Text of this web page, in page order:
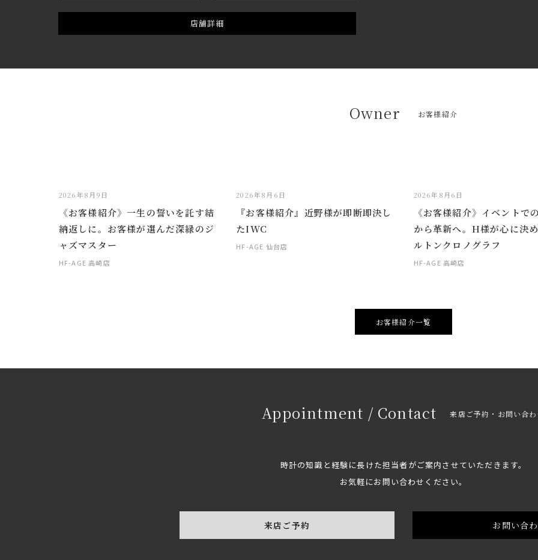
店舗詳細
Owner お客様紹介
2026年8月9日
《お客様紹介》一生の誓いを託す結
納返しに。お客様が選んだ深緑のジ
ャズマスター
HF-AGE 高崎店
2026年8月6日
『お客様紹介』近野様が即断即決し
たIWC
HF-AGE 仙台店
2026年8月6日
《お客様紹介》イベントで
から革新へ。H様が心に決
ルトンクロノグラフ
HF-AGE 高崎店
お客様紹介一覧
Appointment / Contact 来店ご予約・お問い合
時計の知識と経験に長けた担当者がご案内させていただきます。
お気軽にお問い合わせください。
来店ご予約 お問い合